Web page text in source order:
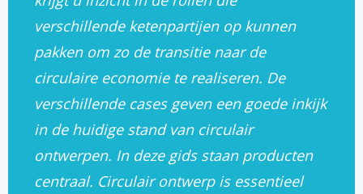
verschillende ketenpartijen op kunnen
pakken om zo de transitie naar de
circulaire economie te realiseren. De
verschillende cases geven een goede inkijk
in de huidige stand van circulair
ontwerpen. In deze gids staan producten
centraal. Circulair ontwerp is essentieel